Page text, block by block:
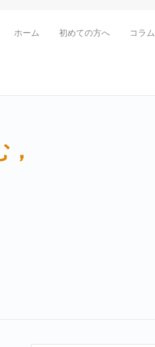
ホーム 初めての方へ コラム